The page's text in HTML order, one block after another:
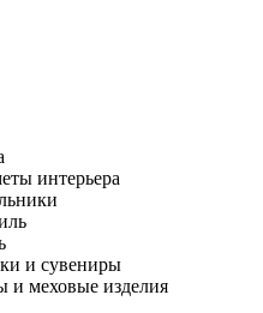
интерьера
и сувениры
и меховые изделия